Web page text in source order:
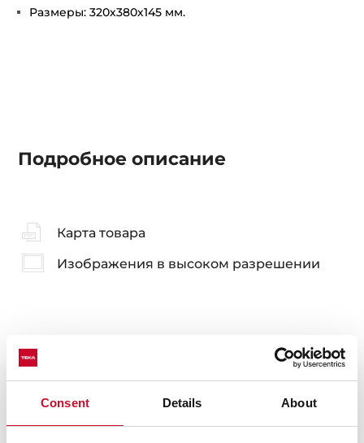
Consent Details About
Размеры: 320х380х145 мм.
Подробное описание
Карта товара
Изображения в высоком разрешении
Аксессуары
Подходящие аксессуары, не включённые в